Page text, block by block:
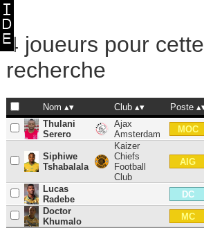
4 joueurs pour cette
recherche
Nom Club Poste
Thulani
Serero
Ajax
Amsterdam
MOC
Siphiwe
Tshabalala
Kaizer
Chiefs
Football
Club
AIG
Lucas
Radebe
DC
Doctor
Khumalo
MC